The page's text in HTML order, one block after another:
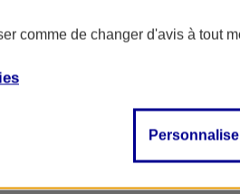
comme de changer d'avis à tout